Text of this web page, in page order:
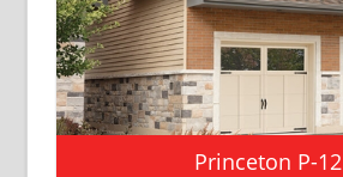
Princeton P-12